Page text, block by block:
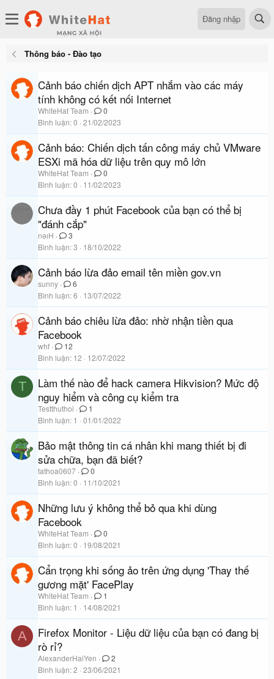
Đăng nhập
Thông báo - Đào tạo
Cảnh báo chiến dịch APT nhắm vào các máy
tính không có kết nối Internet
WhiteHat Team
0
Bình luận 0 21/02/2023
Cảnh báo: Chiến dịch tấn công máy chủ VMware
ESXi mã hóa dữ liệu trên quy mô lớn
WhiteHat Team
0
Bình luận 0 11/02/2023
Chưa đầy 1 phút Facebook của bạn có thể bị
"đánh cắp"
nǝıH
3
Bình luận 3 18/10/2022
Cảnh báo lừa đảo email tên miền gov.vn
sunny
6
Bình luận 6 13/07/2022
Cảnh báo chiêu lừa đảo: nhờ nhận tiền qua
Facebook
whf
12
Bình luận 12 12/07/2022
T
Làm thế nào để hack camera Hikvision? Mức độ
nguy hiểm và công cụ kiểm tra
Testthuthoi
1
Bình luận 1 01/01/2022
Bảo mật thông tin cá nhân khi mang thiết bị đi
sửa chữa, bạn đã biết?
tathoa0607
0
Bình luận 0 11/10/2021
Những lưu ý không thể bỏ qua khi dùng
Facebook
WhiteHat Team
0
Bình luận 0 19/08/2021
Cẩn trọng khi sống ảo trên ứng dụng 'Thay thế
gương mặt' FacePlay
WhiteHat Team
1
Bình luận 1 14/08/2021
A
Firefox Monitor - Liệu dữ liệu của bạn có đang bị
rò rỉ?
AlexanderHaiYen
2
Bình luận 2 23/06/2021